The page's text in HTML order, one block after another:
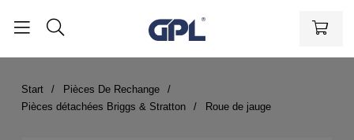
Start
Pièces De Rechange
Pièces détachées Briggs & Stratton
Roue de jauge